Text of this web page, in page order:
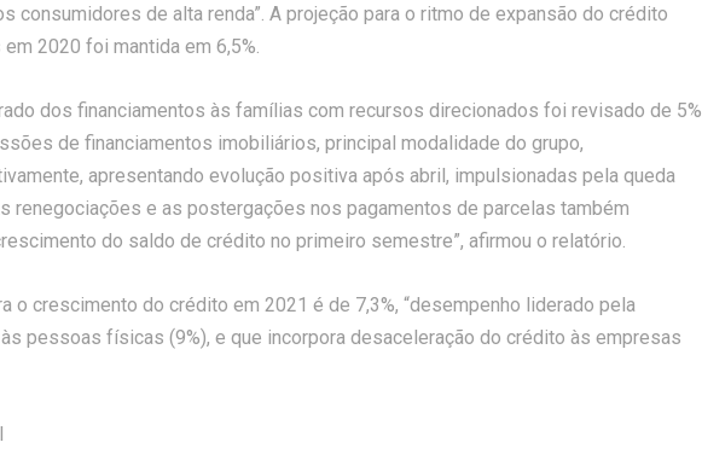
consumidores de alta renda”. A projeção para o ritmo de expansão do crédito
2020 foi mantida em 6,5%.
dos financiamentos às famílias com recursos direcionados foi revisado de 5%
de financiamentos imobiliários, principal modalidade do grupo,
apresentando evolução positiva após abril, impulsionadas pela queda
renegociações e as postergações nos pagamentos de parcelas também
do saldo de crédito no primeiro semestre”, afirmou o relatório.
o crescimento do crédito em 2021 é de 7,3%, “desempenho liderado pela
pessoas físicas (9%), e que incorpora desaceleração do crédito às empresas